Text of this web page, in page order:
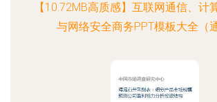
【10.72MB高质感】互联网通信、计
与网络安全商务PPT模板大全（